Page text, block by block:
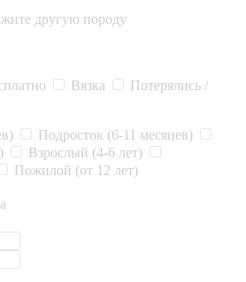
другую породу
Вязка
Потерялись /
Подросток (6-11 месяцев)
Взрослый (4-6 лет)
Пожилой (от 12 лет)